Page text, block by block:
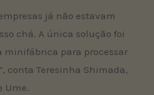
já não estavam
chá. A única solução foi
minifábrica para processar
conta Teresinha Shimada,
Ume.